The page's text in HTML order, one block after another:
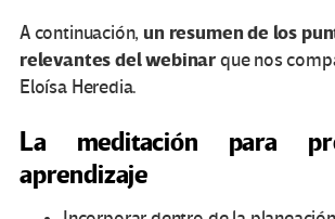
A continuación, un resumen de los
relevantes del webinarque nos
Eloísa Heredia.
La meditación para
aprendizaje